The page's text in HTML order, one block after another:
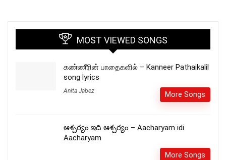
MOST VIEWED SONGS
கண்ணீரின் பாதைகளில் – Kanneer Pathaikalil
song lyrics
Anita Jabez More Songs
ఆశ్చర్యం ఇది ఆశ్చర్యం – Aacharyam idi
Aacharyam
More Songs